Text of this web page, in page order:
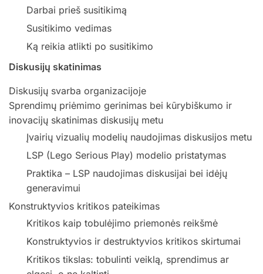
Darbai prieš susitikimą
Susitikimo vedimas
Ką reikia atlikti po susitikimo
Diskusijų skatinimas
Diskusijų svarba organizacijoje
Sprendimų priėmimo gerinimas bei kūrybiškumo ir
inovacijų skatinimas diskusijų metu
Įvairių vizualių modelių naudojimas diskusijos metu
LSP (Lego Serious Play) modelio pristatymas
Praktika – LSP naudojimas diskusijai bei idėjų
generavimui
Konstruktyvios kritikos pateikimas
Kritikos kaip tobulėjimo priemonės reikšmė
Konstruktyvios ir destruktyvios kritikos skirtumai
Kritikos tikslas: tobulinti veiklą, sprendimus ar